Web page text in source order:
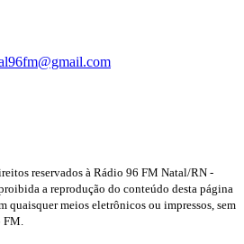
reservados à Rádio 96 FM Natal/RN -
a reprodução do conteúdo desta página
quaisquer meios eletrônicos ou impressos, sem
FM.